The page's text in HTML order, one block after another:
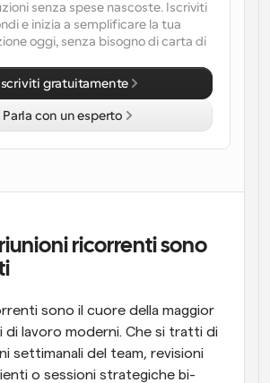
potenziata con chiamate
supportate dall'IA
la pianificazione e i promemoria
con le ultime notizie e aggiornamenti
sforzo riunioni con più persone
quando succede qualcosa
ricorrenti sono
sono il cuore della maggior
di lavoro moderni. Che si tratti di
settimanali del team, revisioni
o sessioni strategiche bi-
senza spese nascoste. Iscriviti
e inizia a semplificare la tua
oggi, senza bisogno di carta di
gratuitamente
Parla con un esperto